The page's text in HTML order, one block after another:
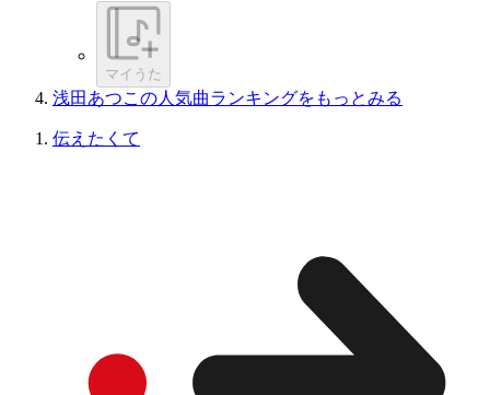
マイうた
浅田あつこの人気曲ランキングをもっとみる
伝えたくて